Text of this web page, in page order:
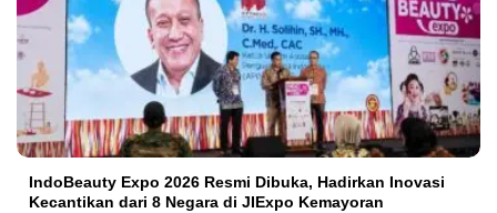
IndoBeauty Expo 2026 Resmi Dibuka, Hadirkan Inovasi
Kecantikan dari 8 Negara di JIExpo Kemayoran